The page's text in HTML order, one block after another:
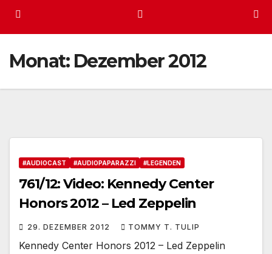
Monat: Dezember 2012
#AUDIOCAST #AUDIOPAPARAZZI #LEGENDEN
761/12: Video: Kennedy Center
Honors 2012 – Led Zeppelin
29. DEZEMBER 2012 TOMMY T. TULIP
Kennedy Center Honors 2012 – Led Zeppelin